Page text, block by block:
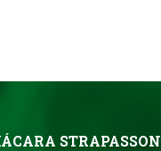
STRAPASSON